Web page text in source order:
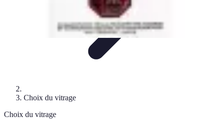
Choix du vitrage
Choix du vitrage